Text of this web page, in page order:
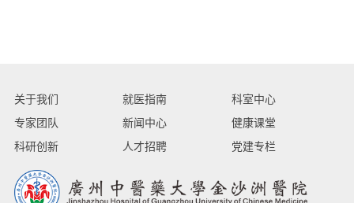
关于我们 就医指南
科室中心
专家团队
新闻中心
健康课堂
科研创新
人才招聘 党建专栏